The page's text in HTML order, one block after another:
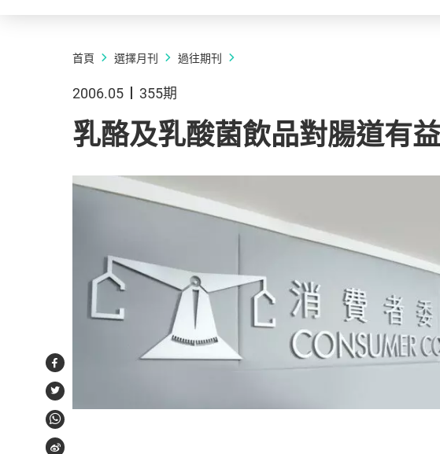
首頁 選擇月刊 過往期刊
2006.05 355期
乳酪及乳酸菌飲品對腸道有
Facebook
Twitter
WhatsApp